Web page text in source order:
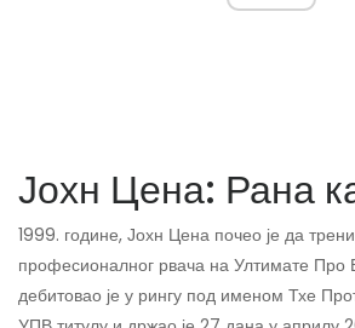
Јохн Цена: Рана
1999. године, Јохн Цена почео је да
професионалног рвача на Ултимате Про
дебитовао је у рингу под именом Тхе